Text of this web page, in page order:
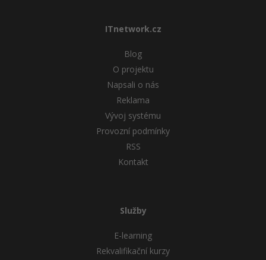
ITnetwork.cz
Blog
O projektu
Napsali o nás
Reklama
Vývoj systému
Provozní podmínky
RSS
Kontakt
Služby
E-learning
Rekvalifikační kurzy